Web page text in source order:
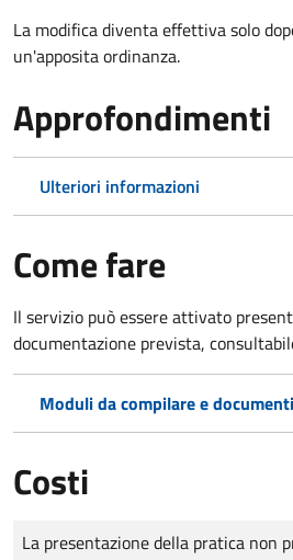
La modifica diventa effettiva solo
un'apposita ordinanza.
Approfondimenti
Ulteriori informazioni
Come fare
Il servizio può essere attivato
documentazione prevista,
Moduli da compilare e
Costi
Tipo di pagamento
Importo
La presentazione della pratica non